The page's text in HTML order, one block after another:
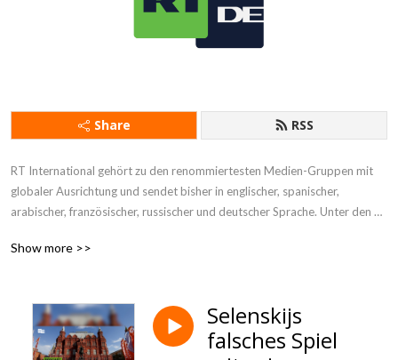
Share RSS
RT International gehört zu den renommiertesten Medien-Gruppen mit
globaler Ausrichtung und sendet bisher in englischer, spanischer,
arabischer, französischer, russischer und deutscher Sprache. Unter den
Larry King und WikiLeaks-Gründer Julian Assange. RT-Dokumentationen
nominiert – unter anderem für die Berichterstattung über die Occupy
Wall Street-Bewegung.
Show more >>
Selenskijs
falsches Spiel